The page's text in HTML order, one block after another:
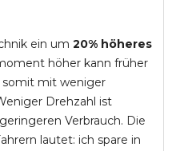
ein um 20% höheres
höher kann früher
somit mit weniger
Drehzahl ist
Verbrauch. Die
lautet: ich spare in